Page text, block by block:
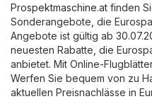
Prospektmaschine.at finden
Sonderangebote, die
Angebote ist gültig ab
neuesten Rabatte, die
anbietet. Mit Online-
Werfen Sie bequem von zu
aktuellen Preisnachlässe in